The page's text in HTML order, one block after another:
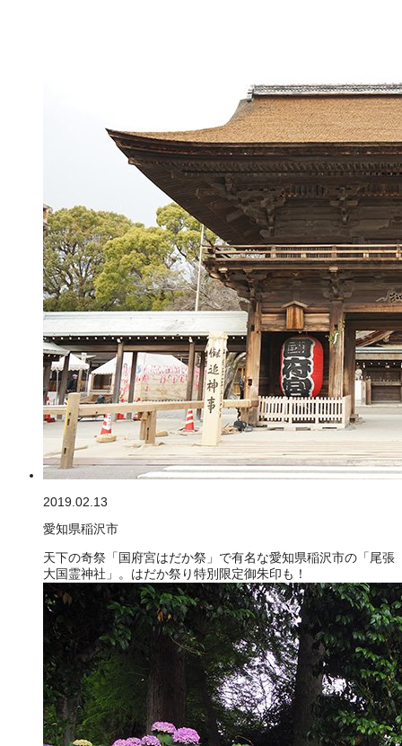
2019.02.13
愛知県稲沢市
天下の奇祭「国府宮はだか祭」で有名な愛知県稲沢市の「尾張
大国霊神社」。はだか祭り特別限定御朱印も！